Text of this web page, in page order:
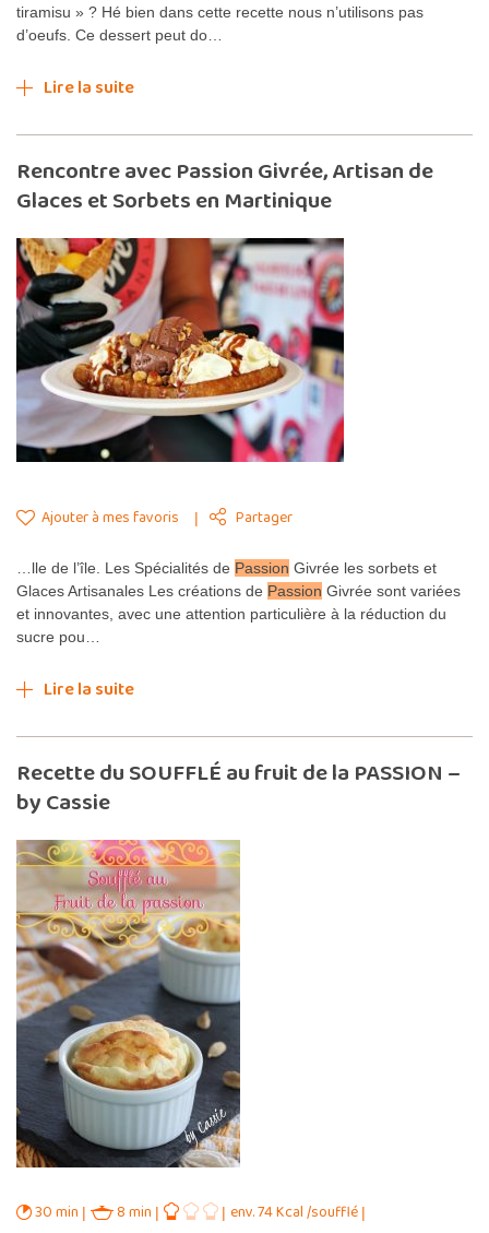
tiramisu » ? Hé bien dans cette recette nous n’utilisons pas
d’oeufs. Ce dessert peut do…
Lire la suite
Rencontre avec Passion Givrée, Artisan de
Glaces et Sorbets en Martinique
Ajouter à mes favoris Partager
…lle de l’île. Les Spécialités de Passion Givrée les sorbets et
Glaces Artisanales Les créations de Passion Givrée sont variées
et innovantes, avec une attention particulière à la réduction du
sucre pou…
Lire la suite
Recette du SOUFFLÉ au fruit de la PASSION –
by Cassie
30 min 8 min
env. 74 Kcal /soufflé